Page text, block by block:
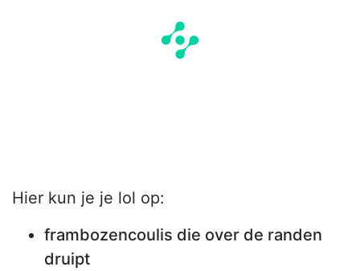
Hier kun je je lol op:
frambozencoulis die over de randen
druipt